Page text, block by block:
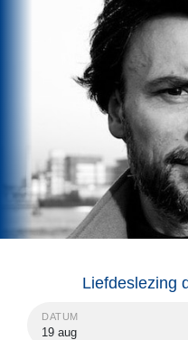
Liefdeslezing
DATUM
19 aug